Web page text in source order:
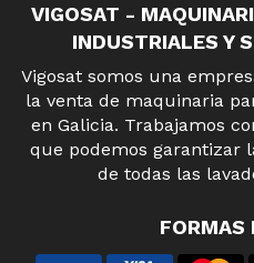
VIGOSAT -
INDUSTRIALES Y
Vigosat somos una
la venta de maquinaria
en Galicia. Trabajamos
que podemos garantizar
de todas las
FORMAS